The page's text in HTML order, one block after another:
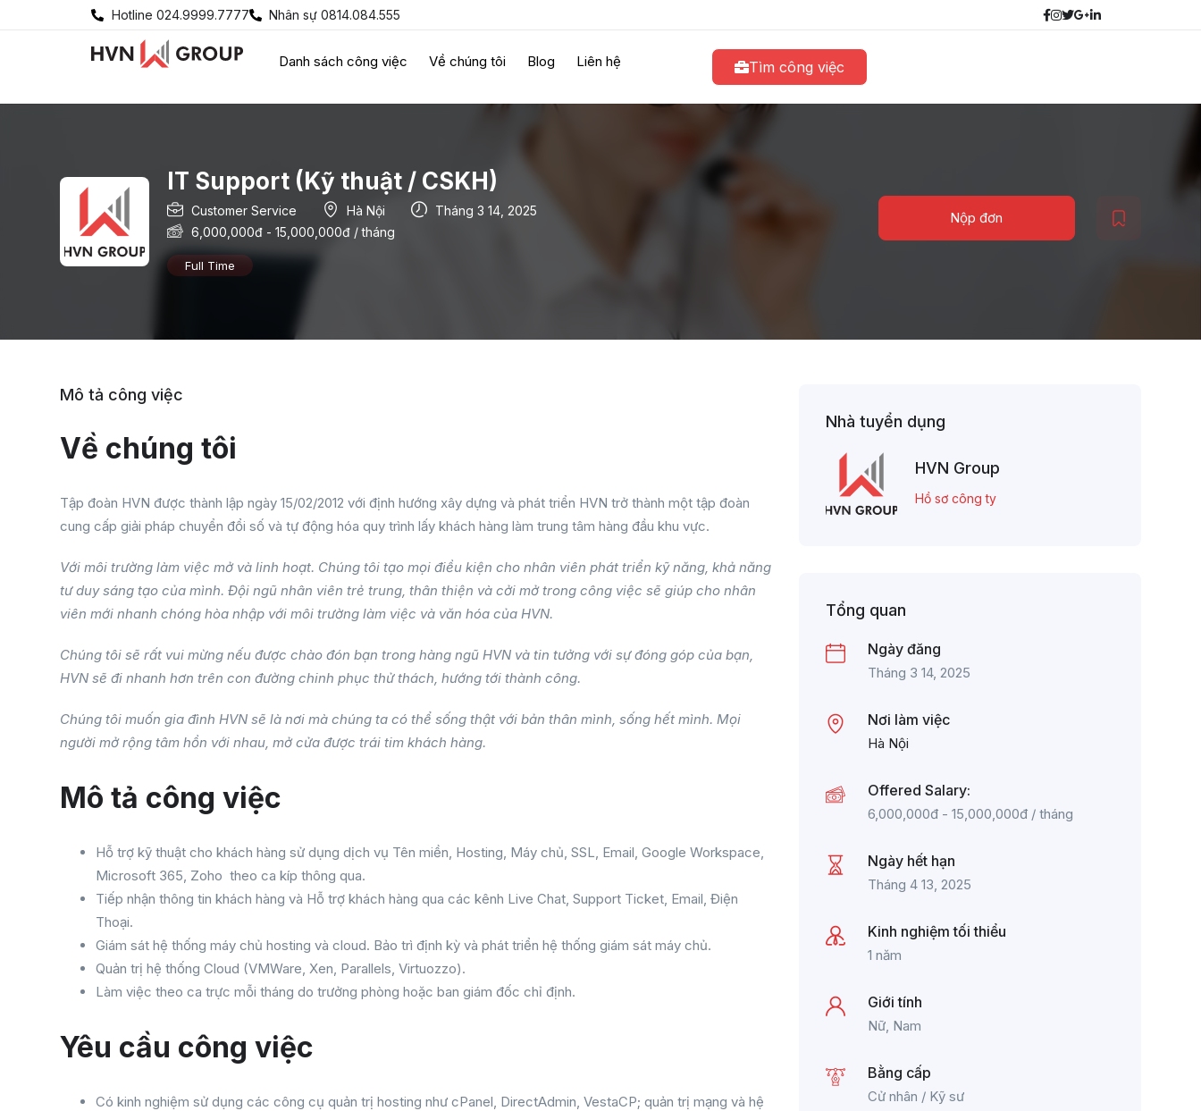
Hotline 024.9999.7777 Nhân sự 0814.084.555
Danh sách công việc Về chúng tôi Blog Liên hệ Tìm công việc
IT Support (Kỹ thuật / CSKH)
Customer Service Hà Nội
Tháng 3 14, 2025
6,000,000đ - 15,000,000đ / tháng
Full Time
Nộp đơn
Mô tả công việc
Về chúng tôi
Tập đoàn HVN được thành lập ngày 15/02/2012 với định hướng xây dựng và phát triển HVN trở thành một tập đoàn
cung cấp giải pháp chuyển đổi số và tự động hóa quy trình lấy khách hàng làm trung tâm hàng đầu khu vực.
Với môi trường làm việc mở và linh hoạt. Chúng tôi tạo mọi điều kiện cho nhân viên phát triển kỹ năng, khả năng
tư duy sáng tạo của mình. Đội ngũ nhân viên trẻ trung, thân thiện và cởi mở trong công việc sẽ giúp cho nhân
viên mới nhanh chóng hòa nhập với môi trường làm việc và văn hóa của HVN.
Chúng tôi sẽ rất vui mừng nếu được chào đón bạn trong hàng ngũ HVN và tin tưởng với sự đóng góp của bạn,
HVN sẽ đi nhanh hơn trên con đường chinh phục thử thách, hướng tới thành công.
Chúng tôi muốn gia đình HVN sẽ là nơi mà chúng ta có thể sống thật với bản thân mình, sống hết mình. Mọi
người mở rộng tâm hồn với nhau, mở cửa được trái tim khách hàng.
Mô tả công việc
Hỗ trợ kỹ thuật cho khách hàng sử dụng dịch vụ Tên miền, Hosting, Máy chủ, SSL, Email, Google Workspace,
Microsoft 365, Zoho theo ca kíp thông qua.
Tiếp nhận thông tin khách hàng và Hỗ trợ khách hàng qua các kênh Live Chat, Support Ticket, Email, Điện
Thoại.
Giám sát hệ thống máy chủ hosting và cloud. Bảo trì định kỳ và phát triển hệ thống giám sát máy chủ.
Quản trị hệ thống Cloud (VMWare, Xen, Parallels, Virtuozzo).
Làm việc theo ca trực mỗi tháng do trưởng phòng hoặc ban giám đốc chỉ định.
Yêu cầu công việc
Có kinh nghiệm sử dụng các công cụ quản trị hosting như cPanel, DirectAdmin, VestaCP; quản trị mạng và hệ
Nhà tuyển dụng
HVN Group
Hồ sơ công ty
Tổng quan
Ngày đăng
Tháng 3 14, 2025
Nơi làm việc
Hà Nội
Offered Salary:
6,000,000đ- 15,000,000đ/ tháng
Ngày hết hạn
Tháng 4 13, 2025
Kinh nghiệm tối thiểu
1 năm
Giới tính
Nữ, Nam
Bằng cấp
Cử nhân / Kỹ sư